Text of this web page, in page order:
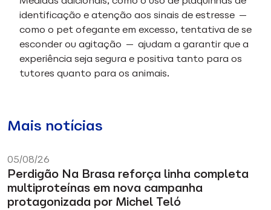
identificação e atenção aos sinais de estresse —
como o pet ofegante em excesso, tentativa de se
esconder ou agitação — ajudam a garantir que a
experiência seja segura e positiva tanto para os
tutores quanto para os animais.
Mais notícias
05/08/26
Perdigão Na Brasa reforça linha completa
multiproteínas em nova campanha
protagonizada por Michel Teló